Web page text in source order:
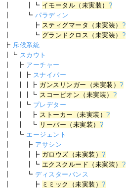
┃ ┃┗ イモータル（未実装） ?
┃ ┗パラディン
┃ ┣ スティグマータ（未実装） ?
┃ ┗ グランドクロス（未実装） ?
┣ 斥候系統
┃┗ スカウト
┃ ┣ アーチャー
┃ ┃┣ スナイパー
┃ ┃┃┣ ガンスリンガー（未実装）?
┃ ┃┃┗ スコーピオン（未実装） ?
┃ ┃┗ プレデター
┃ ┃ ┣ ストーカー（未実装）?
┃ ┃ ┗ リーバー（未実装） ?
┃ ┗ エージェント
┃ ┣ アサシン
┃ ┃┣ ガロウズ（未実装）?
┃ ┃┗ エクスクルード（未実装） ?
┃ ┗ディスターバンス
┃ ┣ ミミック（未実装）?